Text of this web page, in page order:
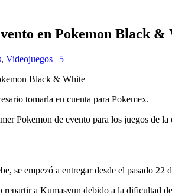
en Pokemon Black &
, Videojuegos | 5
tomarla en cuenta para Pokemex.
Pokemon de evento para los juegos de
se empezó a entregar desde el pasado
a Kumasyun debido a la dificultad